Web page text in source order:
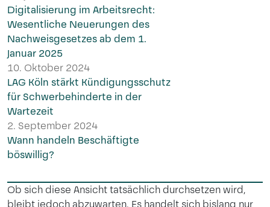
Digitalisierung im Arbeitsrecht:
Wesentliche Neuerungen des
Nachweisgesetzes ab dem 1.
Januar 2025
10. Oktober 2024
LAG Köln stärkt Kündigungsschutz
für Schwerbehinderte in der
Wartezeit
2. September 2024
Wann handeln Beschäftigte
böswillig?
Ob sich diese Ansicht tatsächlich durchsetzen wird,
bleibt jedoch abzuwarten. Es handelt sich bislang nur